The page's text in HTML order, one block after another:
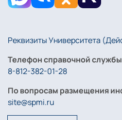
Реквизиты Университета
Телефон справочной
8-812-382-01-28
По вопросам размещения
site@spmi.ru